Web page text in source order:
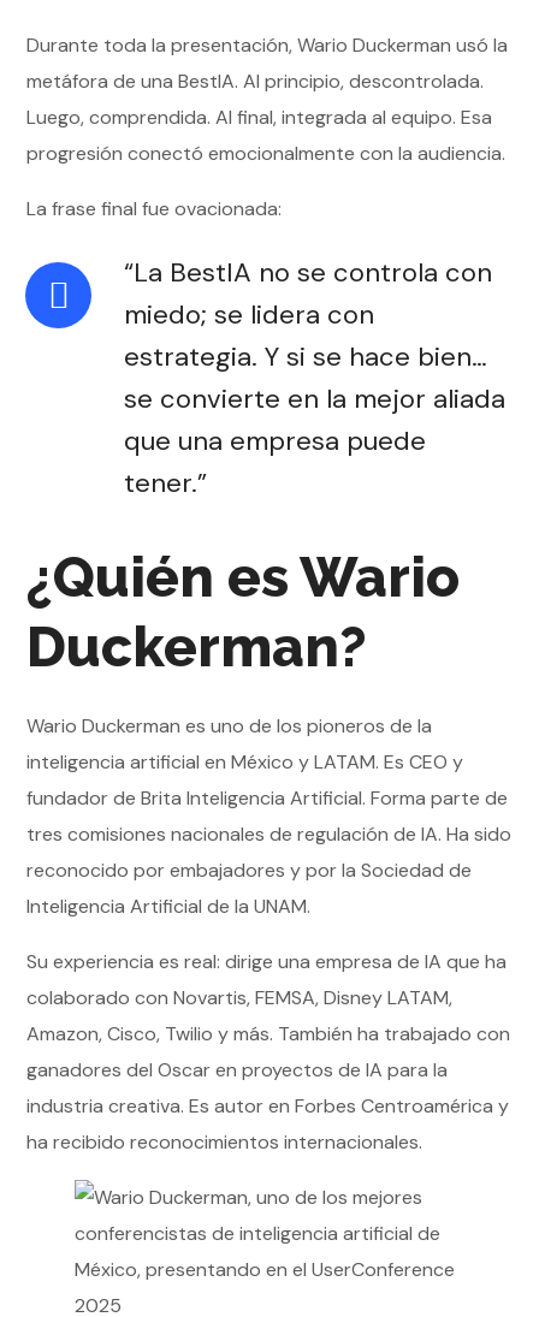
Durante toda la presentación, Wario Duckerman usó la
metáfora de una BestIA. Al principio, descontrolada.
Luego, comprendida. Al final, integrada al equipo. Esa
progresión conectó emocionalmente con la audiencia.
La frase final fue ovacionada:
“La BestIA no se controla con
miedo; se lidera con
estrategia. Y si se hace bien…
se convierte en la mejor aliada
que una empresa puede
tener.”
¿Quién es Wario
Duckerman?
Wario Duckerman es uno de los pioneros de la
inteligencia artificial en México y LATAM. Es CEO y
fundador de Brita Inteligencia Artificial. Forma parte de
tres comisiones nacionales de regulación de IA. Ha sido
reconocido por embajadores y por la Sociedad de
Inteligencia Artificial de la UNAM.
Su experiencia es real: dirige una empresa de IA que ha
colaborado con Novartis, FEMSA, Disney LATAM,
Amazon, Cisco, Twilio y más. También ha trabajado con
ganadores del Oscar en proyectos de IA para la
industria creativa. Es autor en Forbes Centroamérica y
ha recibido reconocimientos internacionales.